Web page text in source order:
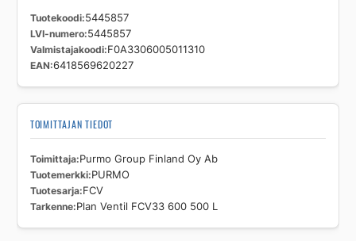
Tuotekoodi 5445857
LVI-numero 5445857
Valmistajakoodi F0A3306005011310
EAN 6418569620227
TOIMITTAJAN TIEDOT
Toimittaja Purmo Group Finland Oy Ab
Tuotemerkki PURMO
Tuotesarja FCV
Tarkenne Plan Ventil FCV33 600 500 L